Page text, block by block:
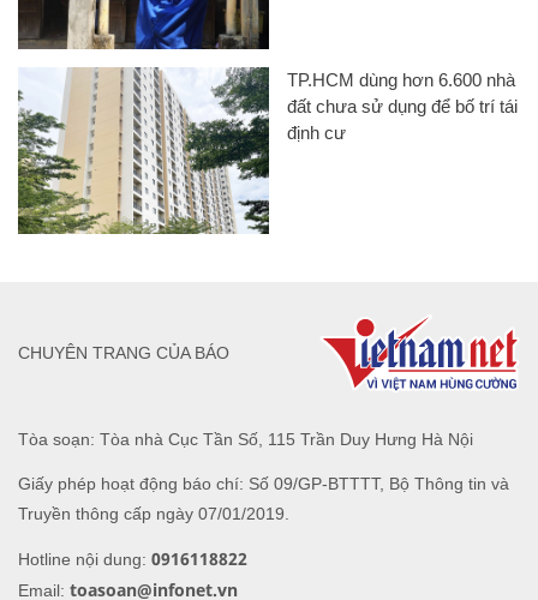
TP.HCM dùng hơn 6.600 nhà
đất chưa sử dụng để bố trí tái
định cư
Tòa soạn: Tòa nhà Cục Tần Số, 115 Trần Duy Hưng Hà Nội
Giấy phép hoạt động báo chí: Số 09/GP-BTTTT, Bộ Thông tin và
Truyền thông cấp ngày 07/01/2019.
Hotline nội dung: 0916118822
Email: toasoan@infonet.vn
CHUYÊN TRANG CỦA BÁO